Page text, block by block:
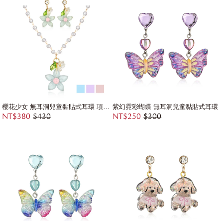
NT$380 $430
紫幻霓彩蝴蝶 無耳洞兒童黏貼式耳環
NT$250 $300